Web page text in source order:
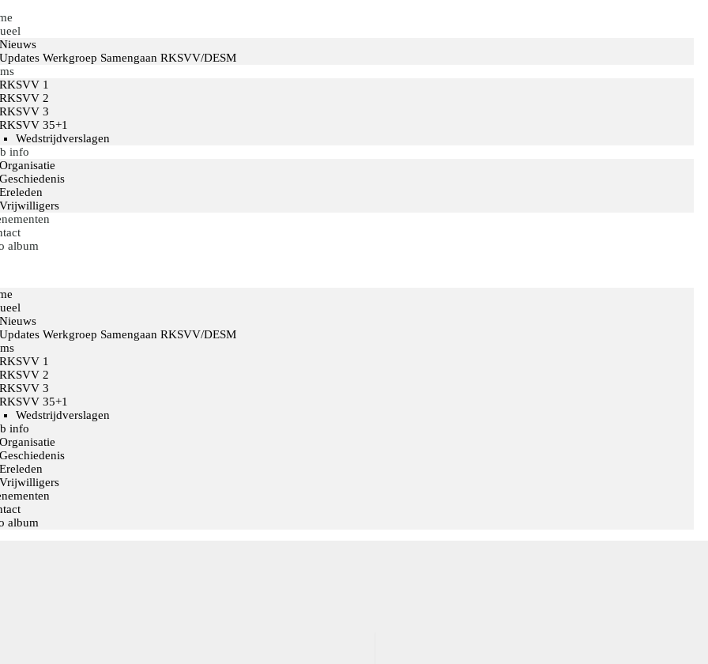
Nieuws
Updates Werkgroep Samengaan RKSVV/DESM
RKSVV 1
RKSVV 2
RKSVV 3
RKSVV 35+1
Wedstrijdverslagen
info
Organisatie
Geschiedenis
Ereleden
Vrijwilligers
album
Nieuws
Updates Werkgroep Samengaan RKSVV/DESM
RKSVV 1
RKSVV 2
RKSVV 3
RKSVV 35+1
Wedstrijdverslagen
info
Organisatie
Geschiedenis
Ereleden
Vrijwilligers
album
RKSVVVoetbalclub in Swartbroek
Actueel
Teams
Club info
Evenementen
Contact
Foto album